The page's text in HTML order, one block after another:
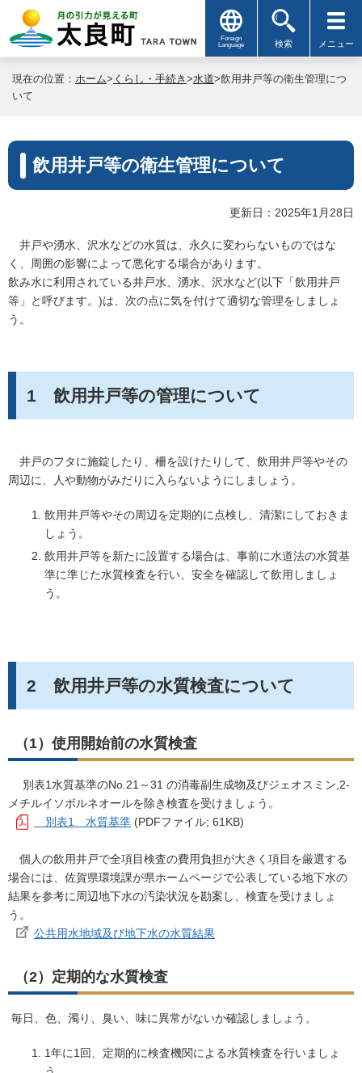
Foreign
Language
検索 メニュー
現在の位置： ホーム> くらし・手続き >水道>飲用井戸等の衛生管理につ
いて
飲用井戸等の衛生管理について
更新日：2025年1月28日
井戸や湧水、沢水などの水質は、永久に変わらないものではな
く、周囲の影響によって悪化する場合があります。
飲み水に利用されている井戸水、湧水、沢水など(以下「飲用井戸
等」と呼びます。)は、次の点に気を付けて適切な管理をしましょ
う。
1 飲用井戸等の管理について
井戸のフタに施錠したり、柵を設けたりして、飲用井戸等やその
周辺に、人や動物がみだりに入らないようにしましょう。
飲用井戸等やその周辺を定期的に点検し、清潔にしておきま
しょう。
飲用井戸等を新たに設置する場合は、事前に水道法の水質基
準に準じた水質検査を行い、安全を確認して飲用しましょ
う。
2 飲用井戸等の水質検査について
（1）使用開始前の水質検査
別表1水質基準のNo.21～31 の消毒副生成物及びジェオスミン,2-
メチルイソボルネオールを除き検査を受けましょう。
別表1 水質基準 (PDFファイル; 61KB)
個人の飲用井戸で全項目検査の費用負担が大きく項目を厳選する
場合には、佐賀県環境課が県ホームページで公表している地下水の
結果を参考に周辺地下水の汚染状況を勘案し、検査を受けましょ
う。
公共用水地域及び地下水の水質結果
（2）定期的な水質検査
毎日、色、濁り、臭い、味に異常がないか確認しましょう。
1年に1回、定期的に検査機関による水質検査を行いましょ